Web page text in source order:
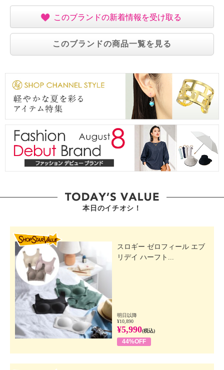
このブランドの新着情報を受け取る
このブランドの商品一覧を見る
本日のイチオシ！
スロギー ゼロフィール エブ
リデイ ハーフト...
明日以降
¥10,890
¥5,990(税込)
44%OFF